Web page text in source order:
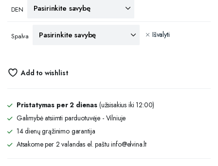
DEN
Spalva Išvalyti
Add to wishlist
Pristatymas per 2 dienas (užsisakius iki 12:00)
Galimybė atsiimti parduotuvėje - Vilniuje
14 dienų grąžinimo garantija
Atsakome per 2 valandas el. paštu info@elvina.lt